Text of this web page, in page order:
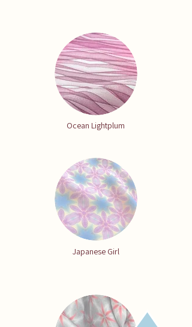
Ocean Lightplum
Japanese Girl